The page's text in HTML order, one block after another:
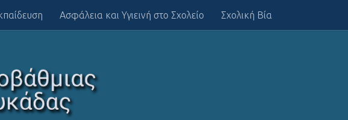
Ασφάλεια και Υγιεινή στο Σχολείο Σχολική Βία